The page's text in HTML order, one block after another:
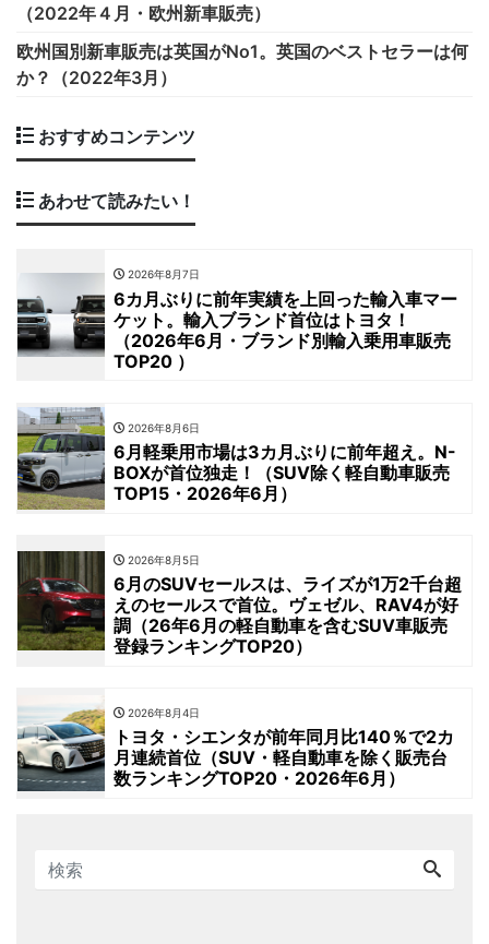
（2022年４月・欧州新車販売）
欧州国別新車販売は英国がNo1。英国のベストセラーは何
か？（2022年3月）
おすすめコンテンツ
あわせて読みたい！
2026年8月7日
6カ月ぶりに前年実績を上回った輸入車マー
ケット。輸入ブランド首位はトヨタ！
（2026年6月・ブランド別輸入乗用車販売
TOP20 ）
2026年8月6日
6月軽乗用市場は3カ月ぶりに前年超え。N-
BOXが首位独走！（SUV除く軽自動車販売
TOP15・2026年6月）
2026年8月5日
6月のSUVセールスは、ライズが1万2千台超
えのセールスで首位。ヴェゼル、RAV4が好
調（26年6月の軽自動車を含むSUV車販売
登録ランキングTOP20）
2026年8月4日
トヨタ・シエンタが前年同月比140％で2カ
月連続首位（SUV・軽自動車を除く販売台
数ランキングTOP20・2026年6月）